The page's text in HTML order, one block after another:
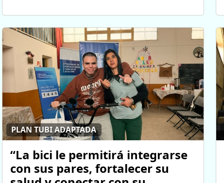
PLAN TUBI ADAPTADA
“La bici le permitirá integrarse
con sus pares, fortalecer su